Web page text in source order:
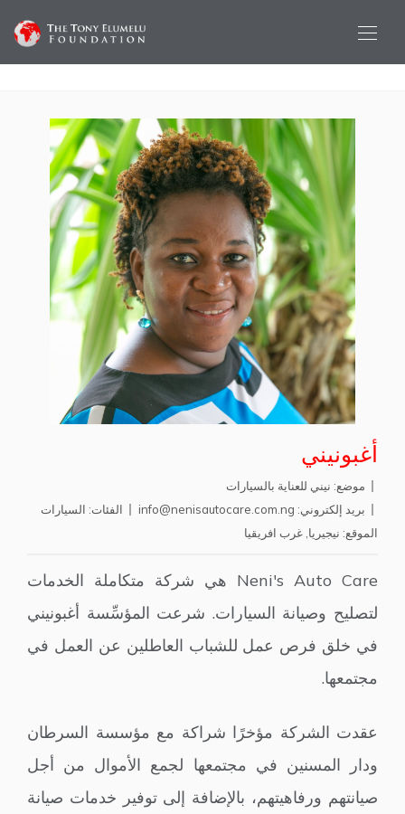
أغبونيني
موضع: نيني للعناية بالسيارات
بريد إلكتروني: info@nenisautocare.com.ng الفئات: السيارات
الموقع: نيجيريا غرب افريقيا
Neni's Auto Care هي شركة متكاملة الخدمات
لتصليح وصيانة السيارات. شرعت المؤسِّسة أغبونيني
في خلق فرص عمل للشباب العاطلين عن العمل في
مجتمعها.
عقدت الشركة مؤخرًا شراكة مع مؤسسة السرطان
ودار المسنين في مجتمعها لجمع الأموال من أجل
صيانتهم ورفاهيتهم، بالإضافة إلى توفير خدمات صيانة